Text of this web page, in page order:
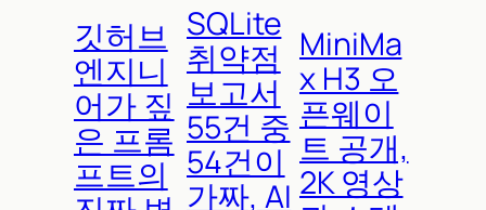
깃허브
엔지니
어가 짚
은 프롬
프트의
SQLite
취약점
보고서
55건 중
54건이
가짜, AI
MiniMa
x H3 오
픈웨이
트 공개,
2K 영상